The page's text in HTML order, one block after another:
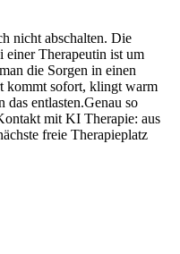
nicht abschalten. Die
einer Therapeutin ist um
die Sorgen in einen
kommt sofort, klingt warm
entlasten.Genau so
mit KI Therapie: aus
freie Therapieplatz